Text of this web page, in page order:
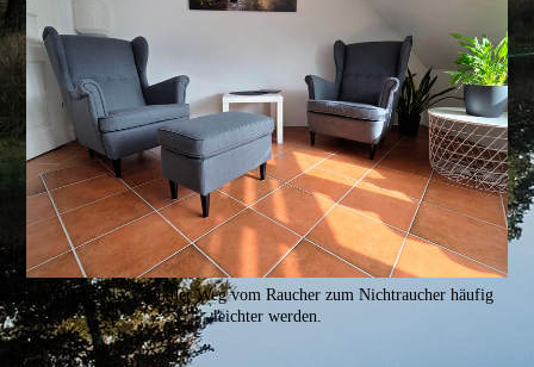
Mit Hypnose kann der Weg vom Raucher zum Nichtraucher häufig
leichter werden.